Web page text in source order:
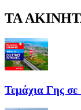
ΤΑ
Τεμάχια Γης σε